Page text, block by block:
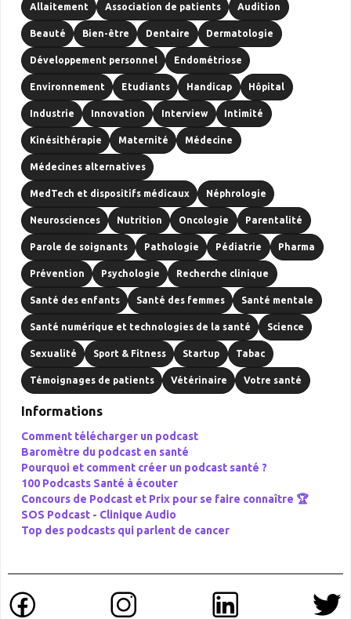
Allaitement Association de patients Audition
Beauté Bien-être Dentaire Dermatologie
Développement personnel Endométriose
Environnement Etudiants Handicap Hôpital
Industrie Innovation Interview Intimité
Kinésithérapie Maternité Médecine
Médecines alternatives
MedTech et dispositifs médicaux Néphrologie
Neurosciences Nutrition Oncologie Parentalité
Parole de soignants Pathologie Pédiatrie Pharma
Prévention Psychologie Recherche clinique
Santé des enfants Santé des femmes Santé mentale
Santé numérique et technologies de la santé Science
Sexualité Sport & Fitness Startup Tabac
Témoignages de patients Vétérinaire Votre santé
Informations
Comment télécharger un podcast
Baromètre du podcast en santé
Pourquoi et comment créer un podcast santé ?
100 Podcasts Santé à écouter
Concours de Podcast et Prix pour se faire connaître 🏆
SOS Podcast - Clinique Audio
Top des podcasts qui parlent de cancer